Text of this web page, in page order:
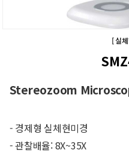
[ 실
Stereozoom
- 경제형 실체현미경
- 관찰배율: 8X~35X